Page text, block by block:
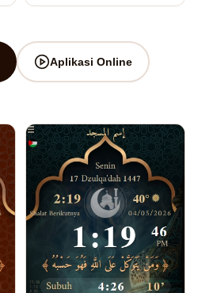
Aplikasi Online